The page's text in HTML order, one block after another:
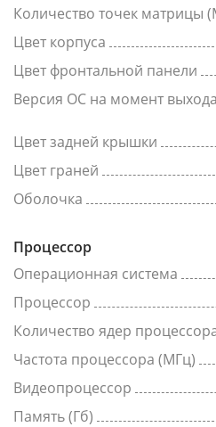
Количество точек матрицы
Цвет корпуса
Цвет фронтальной панели
Версия ОС на момент выхода
Цвет задней крышки
Цвет граней
Оболочка
Процессор
Операционная система
Процессор
Количество ядер
Частота процессора (МГц)
Видеопроцессор
Память (Гб)